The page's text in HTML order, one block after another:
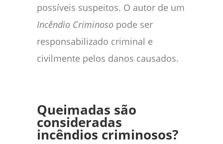
possíveis suspeitos. O autor de um
Incêndio Criminoso pode ser
responsabilizado criminal e
civilmente pelos danos causados.
Queimadas são
consideradas
incêndios criminosos?